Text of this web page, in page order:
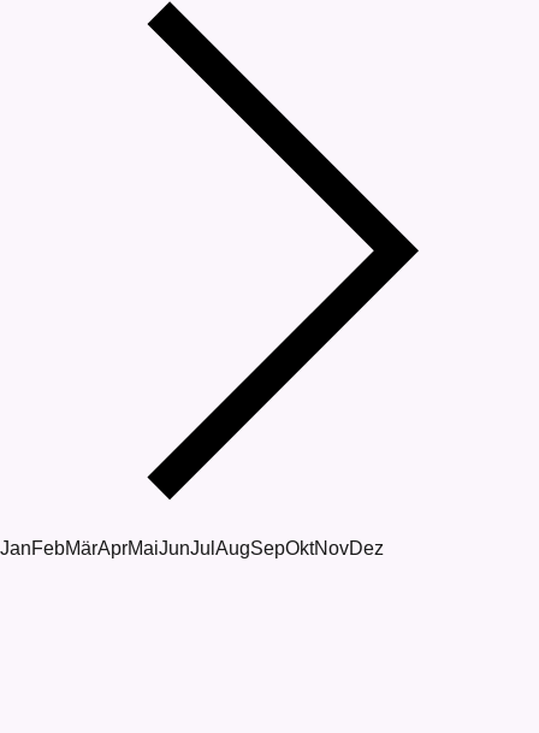
JanFebMärAprMaiJunJul AugSepOktNovDez